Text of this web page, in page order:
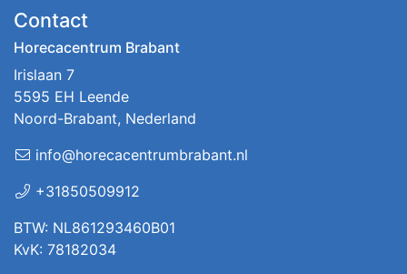
Contact
Horecacentrum Brabant
Irislaan 7
5595 EH Leende
Noord-Brabant, Nederland
info@horecacentrumbrabant.nl
+31850509912
BTW: NL861293460B01
KvK: 78182034